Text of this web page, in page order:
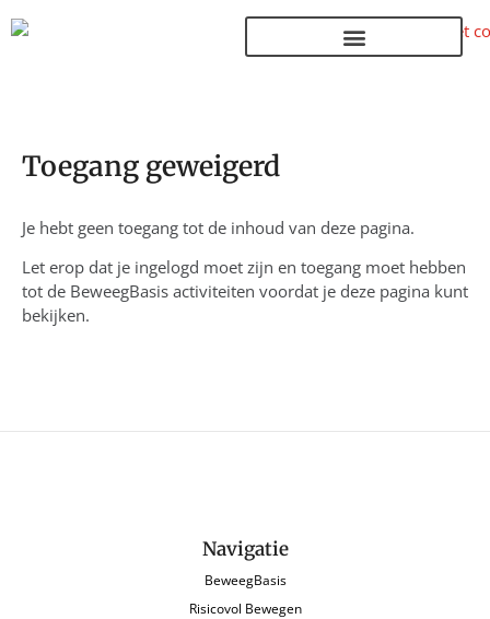
Toegang geweigerd
Je hebt geen toegang tot de inhoud van deze pagina.
Let erop dat je ingelogd moet zijn en toegang moet hebben
tot de BeweegBasis activiteiten voordat je deze pagina kunt
bekijken.
Navigatie
BeweegBasis
Risicovol Bewegen